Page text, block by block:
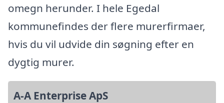
omegn herunder. I hele Egedal
kommunefindes der flere murerfirmaer,
hvis du vil udvide din søgning efter en
dygtig murer.
A-A Enterprise ApS